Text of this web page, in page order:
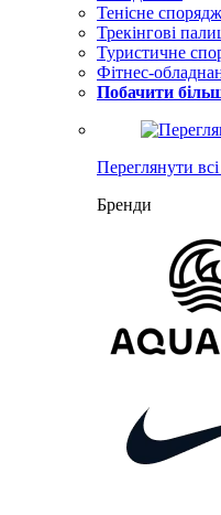
Тенісне
Трекінгові
Туристичне
Фітнес-
Побачити
Переглянути
Бренди